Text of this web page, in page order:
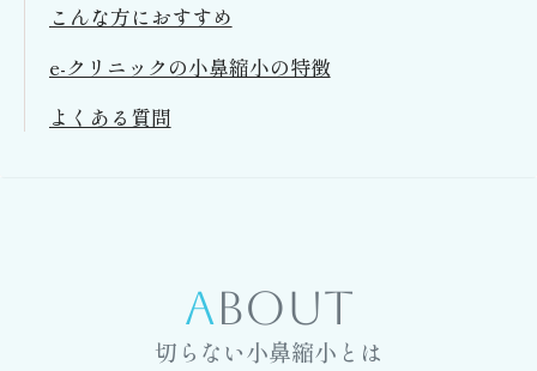
こんな方におすすめ
e-クリニックの小鼻縮小の特徴
よくある質問
ABOUT
切らない小鼻縮小とは